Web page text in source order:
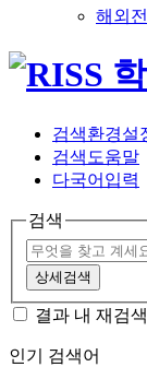
해외
검색환경설
검색도움말
다국어입력
검색
상세검색
결과 내 재검색
인기 검색어